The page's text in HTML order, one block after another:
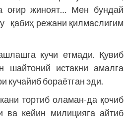
оғир жиноят… Мен бундай
қабиҳ режани қилмаслигим
кучи етмади. Қувиб
шайтоний истакни амалга
кучайиб бораётган эди.
тортиб оламан-да қочиб
ва кейин милицияга айтиб